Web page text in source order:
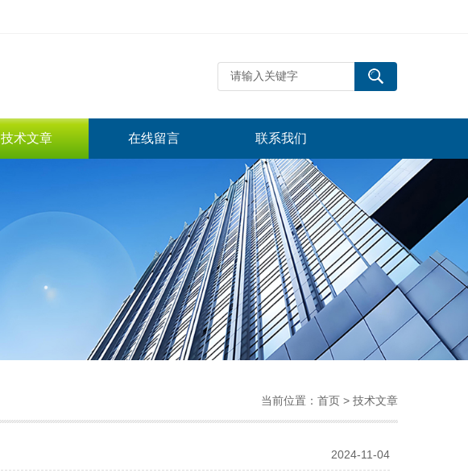
技术文章 在线留言 联系我们
当前位置： 首页 > 技术文章
2024-11-04